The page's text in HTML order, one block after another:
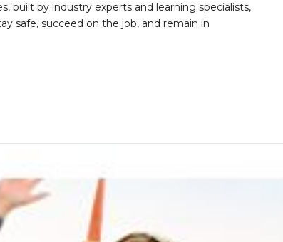
built by industry experts and learning specialists,
safe, succeed on the job, and remain in